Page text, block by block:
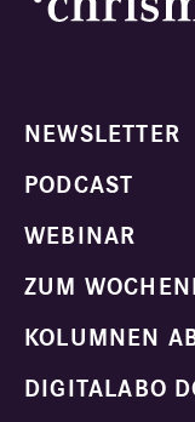
NEWSLETTER
PODCAST
WEBINAR
ZUM
KOLUMNEN
DIGITALABO